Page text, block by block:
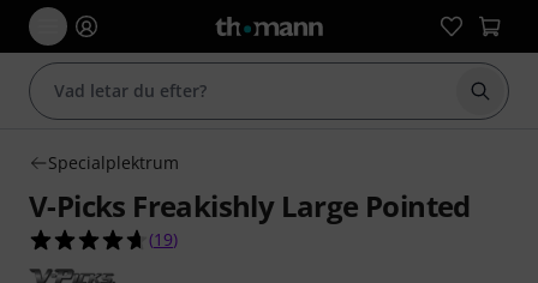
Börja
Specialplektrum
V-Picks Freakishly Large Pointed
4.6 av 5 stjärnor från 19 kundbetyg
(19)